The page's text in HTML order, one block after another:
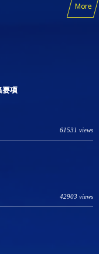
More
項
61531 views
42903 views